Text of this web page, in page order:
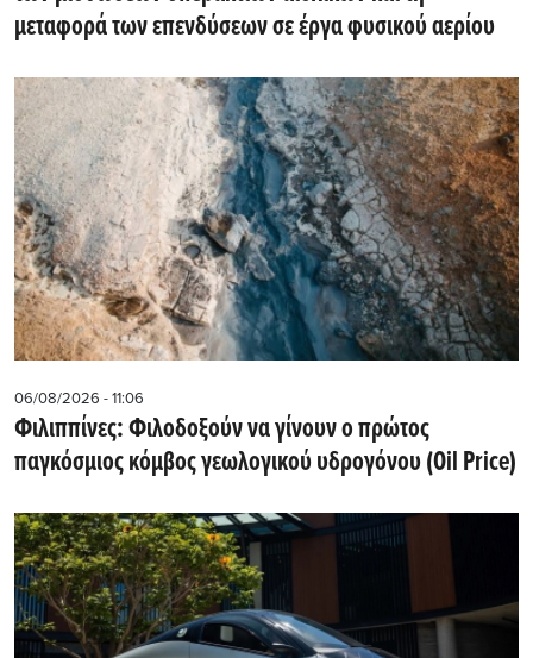
μεταφορά των επενδύσεων σε έργα φυσικού αερίου
06/08/2026 - 11:06
Φιλιππίνες: Φιλοδοξούν να γίνουν ο πρώτος
παγκόσμιος κόμβος γεωλογικού υδρογόνου (Oil Price)